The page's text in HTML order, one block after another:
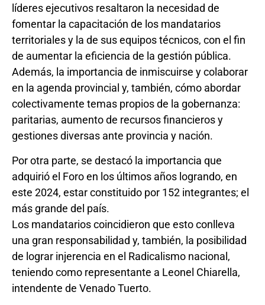
líderes ejecutivos resaltaron la necesidad de
fomentar la capacitación de los mandatarios
territoriales y la de sus equipos técnicos, con el fin
de aumentar la eficiencia de la gestión pública.
Además, la importancia de inmiscuirse y colaborar
en la agenda provincial y, también, cómo abordar
colectivamente temas propios de la gobernanza:
paritarias, aumento de recursos financieros y
gestiones diversas ante provincia y nación.
Por otra parte, se destacó la importancia que
adquirió el Foro en los últimos años logrando, en
este 2024, estar constituido por 152 integrantes; el
más grande del país.
Los mandatarios coincidieron que esto conlleva
una gran responsabilidad y, también, la posibilidad
de lograr injerencia en el Radicalismo nacional,
teniendo como representante a Leonel Chiarella,
intendente de Venado Tuerto.